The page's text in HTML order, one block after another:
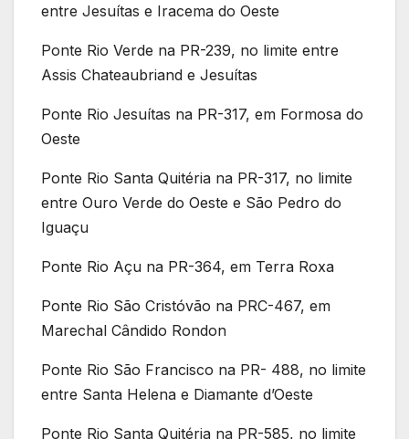
entre Jesuítas e Iracema do Oeste
Ponte Rio Verde na PR-239, no limite entre
Assis Chateaubriand e Jesuítas
Ponte Rio Jesuítas na PR-317, em Formosa do
Oeste
Ponte Rio Santa Quitéria na PR-317, no limite
entre Ouro Verde do Oeste e São Pedro do
Iguaçu
Ponte Rio Açu na PR-364, em Terra Roxa
Ponte Rio São Cristóvão na PRC-467, em
Marechal Cândido Rondon
Ponte Rio São Francisco na PR- 488, no limite
entre Santa Helena e Diamante d’Oeste
Ponte Rio Santa Quitéria na PR-585, no limite